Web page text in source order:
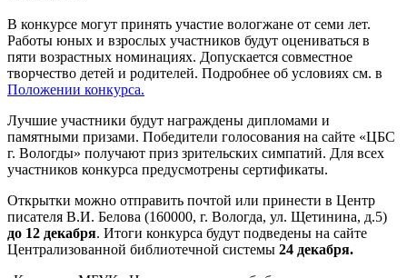
В конкурсе могут принять участие вологжане от семи лет.
Работы юных и взрослых участников будут оцениваться в
пяти возрастных номинациях. Допускается совместное
творчество детей и родителей. Подробнее об условиях см. в
Положении конкурса.
Лучшие участники будут награждены дипломами и
памятными призами. Победители голосования на сайте «ЦБС
г. Вологды» получают приз зрительских симпатий. Для всех
участников конкурса предусмотрены сертификаты.
Открытки можно отправить почтой или принести в Центр
писателя В.И. Белова (160000, г. Вологда, ул. Щетинина, д.5)
до 12 декабря. Итоги конкурса будут подведены на сайте
Централизованной библиотечной системы 24 декабря.